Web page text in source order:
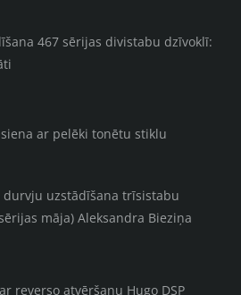
467 sērijas divistabu dzīvoklī:
ar pelēki tonētu stiklu
durvju uzstādīšana trīsistabu
māja) Aleksandra Bieziņa
reverso atvēršanu Hugo DSP